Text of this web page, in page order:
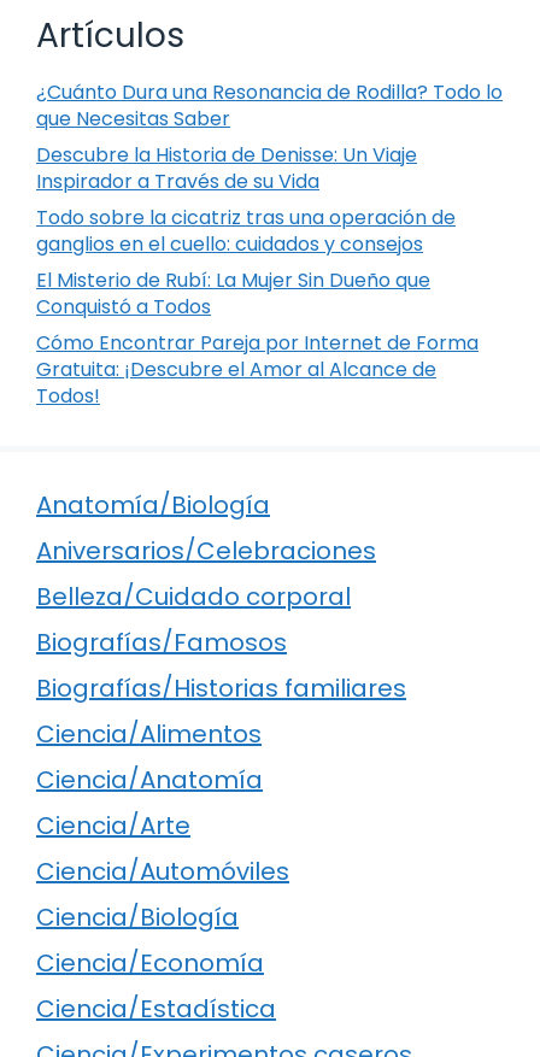
Artículos
¿Cuánto Dura una Resonancia de Rodilla? Todo lo
que Necesitas Saber
Descubre la Historia de Denisse: Un Viaje
Inspirador a Través de su Vida
Todo sobre la cicatriz tras una operación de
ganglios en el cuello: cuidados y consejos
El Misterio de Rubí: La Mujer Sin Dueño que
Conquistó a Todos
Cómo Encontrar Pareja por Internet de Forma
Gratuita: ¡Descubre el Amor al Alcance de
Todos!
Anatomía/Biología
Aniversarios/Celebraciones
Belleza/Cuidado corporal
Biografías/Famosos
Biografías/Historias familiares
Ciencia/Alimentos
Ciencia/Anatomía
Ciencia/Arte
Ciencia/Automóviles
Ciencia/Biología
Ciencia/Economía
Ciencia/Estadística